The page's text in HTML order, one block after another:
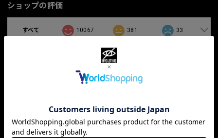
ショップの評価
すべて 10067 381 33
関連商品